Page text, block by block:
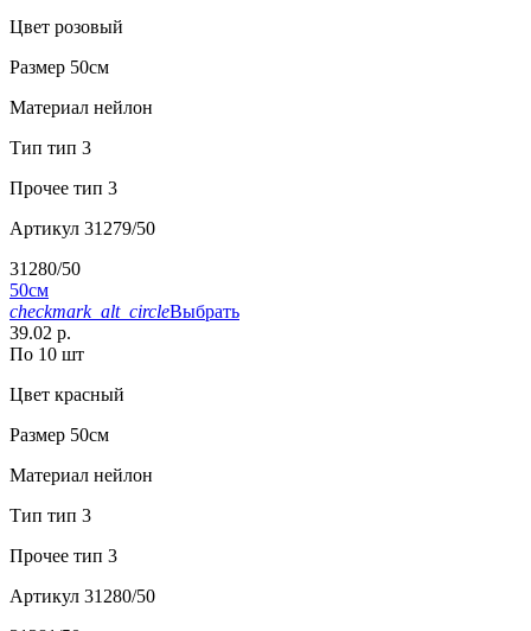
Цвет розовый
Размер 50см
Материал нейлон
Тип тип 3
Прочее тип 3
Артикул 31279/50
31280/50
50см
checkmark_alt_circleВыбрать
39.02 р.
По 10 шт
Цвет красный
Размер 50см
Материал нейлон
Тип тип 3
Прочее тип 3
Артикул 31280/50